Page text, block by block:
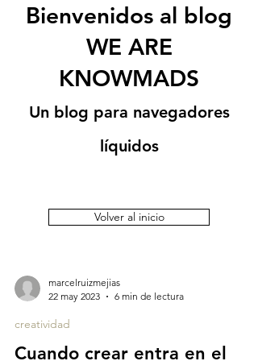
Bienvenidos al blog
WE ARE
KNOWMADS
Un blog para navegadores
líquidos
Volver al inicio
marcelruizmejias
22 may 2023
6 min de lectura
creatividad
Cuando crear entra en el